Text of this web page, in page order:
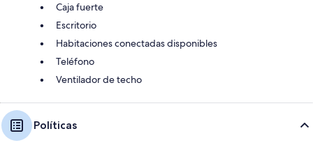
Caja fuerte
Escritorio
Habitaciones conectadas disponibles
Teléfono
Ventilador de techo
Políticas